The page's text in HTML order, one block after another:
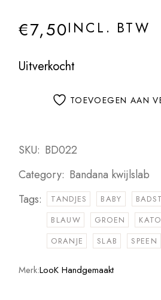
€7,50INCL. BTW
Uitverkocht
TOEVOEGEN AAN
SKU: BD022
Category: Bandana kwijlslab
Tags:
TANDJES BABY
BLAUW
GROEN
ORANJE
SLAB SPEEN
Merk:LooK Handgemaakt